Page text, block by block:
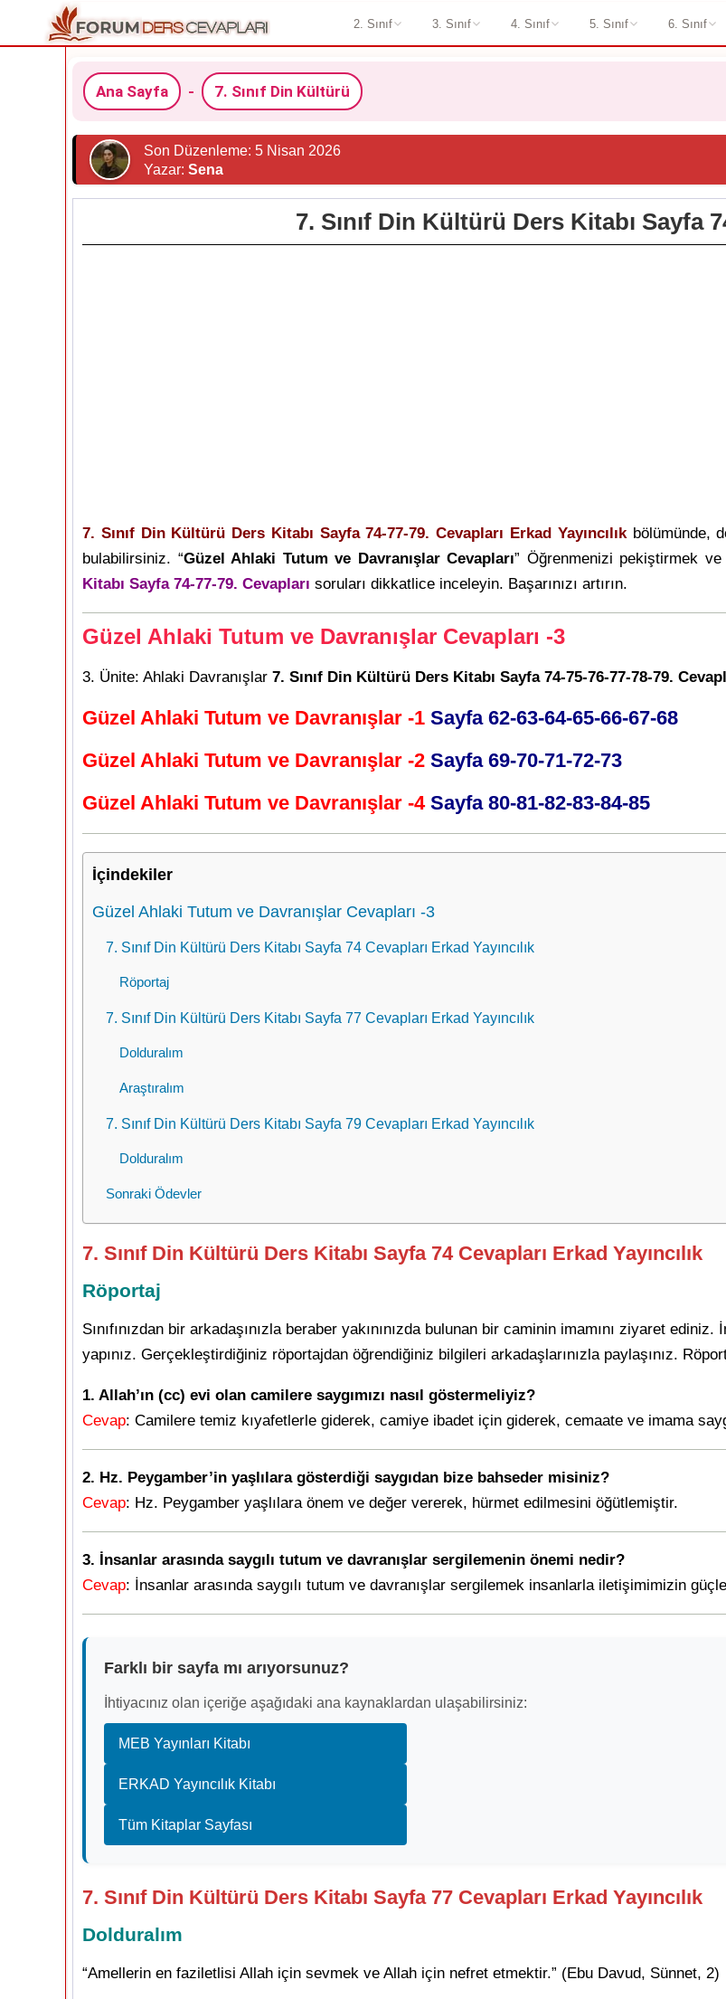
2. Sınıf 3. Sınıf 4. Sınıf 5. Sınıf 6. Sınıf
Ana Sayfa - 7. Sınıf Din Kültürü
Son Düzenleme: 5 Nisan 2026
Yazar: Sena
7. Sınıf Din Kültürü Ders Kitabı Sayfa
7. Sınıf Din Kültürü Ders Kitabı Sayfa 74-77-79. Cevapları Erkad Yayıncılıkbölümünde,
bulabilirsiniz. “Güzel Ahlaki Tutum ve Davranışlar Cevapları” Öğrenmenizi pekiştirmek ve
Kitabı Sayfa 74-77-79. Cevapları soruları dikkatlice inceleyin. Başarınızı artırın.
Güzel Ahlaki Tutum ve Davranışlar Cevapları -3
3. Ünite: Ahlaki Davranışlar 7. Sınıf Din Kültürü Ders Kitabı Sayfa 74-75-76-77-78-79.
Güzel Ahlaki Tutum ve Davranışlar -1 Sayfa 62-63-64-65-66-67-68
Güzel Ahlaki Tutum ve Davranışlar -2 Sayfa 69-70-71-72-73
Güzel Ahlaki Tutum ve Davranışlar -4Sayfa 80-81-82-83-84-85
İçindekiler
Güzel Ahlaki Tutum ve Davranışlar Cevapları -3
7. Sınıf Din Kültürü Ders Kitabı Sayfa 74 Cevapları Erkad Yayıncılık
Röportaj
7. Sınıf Din Kültürü Ders Kitabı Sayfa 77 Cevapları Erkad Yayıncılık
Dolduralım
Araştıralım
7. Sınıf Din Kültürü Ders Kitabı Sayfa 79 Cevapları Erkad Yayıncılık
Dolduralım
Sonraki Ödevler
7. Sınıf Din Kültürü Ders Kitabı Sayfa 74 Cevapları Erkad Yayıncılık
Röportaj
Sınıfınızdan bir arkadaşınızla beraber yakınınızda bulunan bir caminin imamını ziyaret
yapınız. Gerçekleştirdiğiniz röportajdan öğrendiğiniz bilgileri arkadaşlarınızla paylaşınız.
1. Allah’ın (cc) evi olan camilere saygımızı nasıl göstermeliyiz?
Cevap: Camilere temiz kıyafetlerle giderek, camiye ibadet için giderek, cemaate ve imama
2. Hz. Peygamber’in yaşlılara gösterdiği saygıdan bize bahseder misiniz?
Cevap: Hz. Peygamber yaşlılara önem ve değer vererek, hürmet edilmesini öğütlemiştir.
3. İnsanlar arasında saygılı tutum ve davranışlar sergilemenin önemi nedir?
Cevap: İnsanlar arasında saygılı tutum ve davranışlar sergilemek insanlarla iletişimimizin
Farklı bir sayfa mı arıyorsunuz?
İhtiyacınız olan içeriğe aşağıdaki ana kaynaklardan ulaşabilirsiniz:
MEB Yayınları Kitabı
ERKAD Yayıncılık Kitabı
Tüm Kitaplar Sayfası
7. Sınıf Din Kültürü Ders Kitabı Sayfa 77 Cevapları Erkad Yayıncılık
Dolduralım
“Amellerin en faziletlisi Allah için sevmek ve Allah için nefret etmektir.” (Ebu Davud, Sünnet, 2)